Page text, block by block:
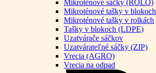
Mikroténové sáčky (ROLO)
Mikroténové tašky v blokoch
Mikroténové tašky v rolkách
Tašky v blokoch (LDPE)
Uzatvárače sáčkov
Uzatvárateľné sáčky (ZIP)
Vrecia (AGRO)
Vrecia na odpad